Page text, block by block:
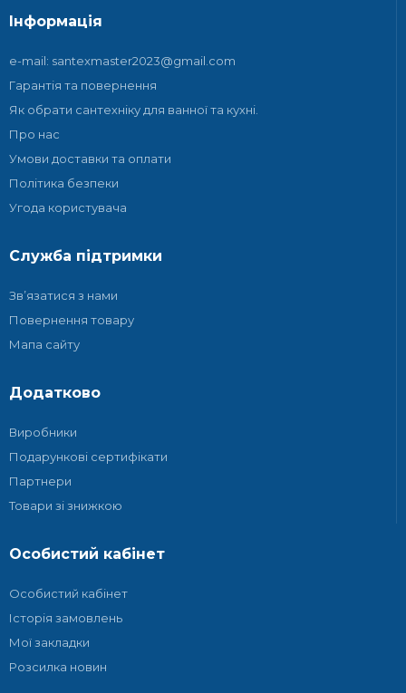
Інформація
e-mail: santexmaster2023@gmail.com
Гарантія та повернення
Як обрати сантехніку для ванної та кухні.
Про нас
Умови доставки та оплати
Політика безпеки
Угода користувача
Служба підтримки
Зв’язатися з нами
Повернення товару
Мапа сайту
Додатково
Виробники
Подарункові сертифікати
Партнери
Товари зі знижкою
Особистий кабінет
Особистий кабінет
Історія замовлень
Мої закладки
Розсилка новин